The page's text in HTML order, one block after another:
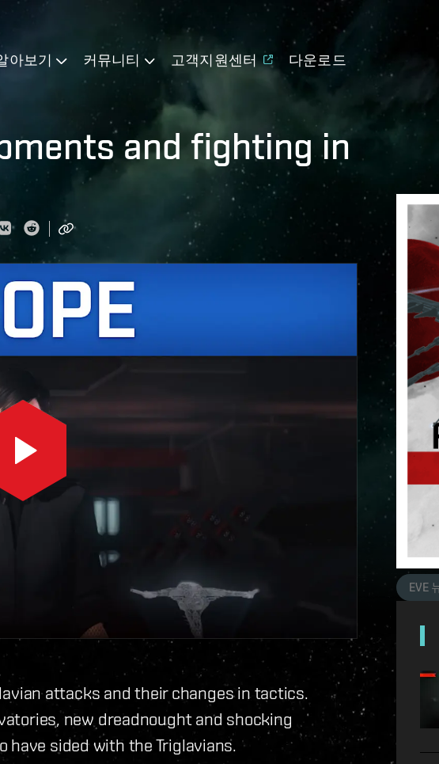
아보기 커뮤니티 고객지원센터 다운로드
and fighting in
attacks and their changes in tactics.
new dreadnought and shocking
sided with the Triglavians.